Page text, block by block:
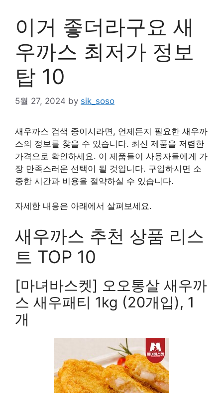
이거 좋더라구요 새
우까스 최저가 정보
탑 10
5월 27, 2024 by sik_soso
새우까스 검색 중이시라면, 언제든지 필요한 새우까
스의 정보를 찾을 수 있습니다. 최신 제품을 저렴한
가격으로 확인하세요. 이 제품들이 사용자들에게 가
장 만족스러운 선택이 될 것입니다. 구입하시면 소
중한 시간과 비용을 절약하실 수 있습니다.
자세한 내용은 아래에서 살펴보세요.
새우까스 추천 상품 리스
트 TOP 10
[마녀바스켓] 오오통살 새우까
스 새우패티 1kg (20개입), 1
개